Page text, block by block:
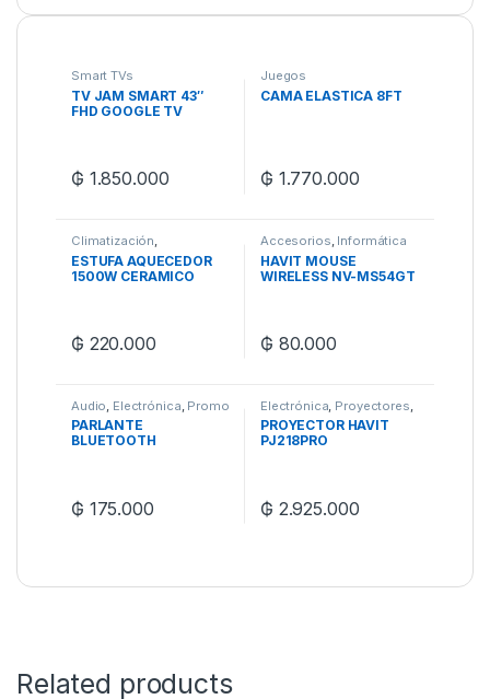
Smart TVs
TV JAM SMART 43″
FHD GOOGLE TV
₲ 1.850.000
Juegos
CAMA ELASTICA 8FT
₲ 1.770.000
Climatización
Electrodomesticos
Regalos para Mamá
ESTUFA AQUECEDOR
1500W CERAMICO
₲ 220.000
Accesorios Informática
HAVIT MOUSE
WIRELESS NV-MS54GT
₲ 80.000
Audio Electrónica Promo
del Mes ,Speakers
PARLANTE
BLUETOOTH
₲ 175.000
Electrónica Proyectores
Video
PROYECTOR HAVIT
PJ218PRO
₲ 2.925.000
Related products